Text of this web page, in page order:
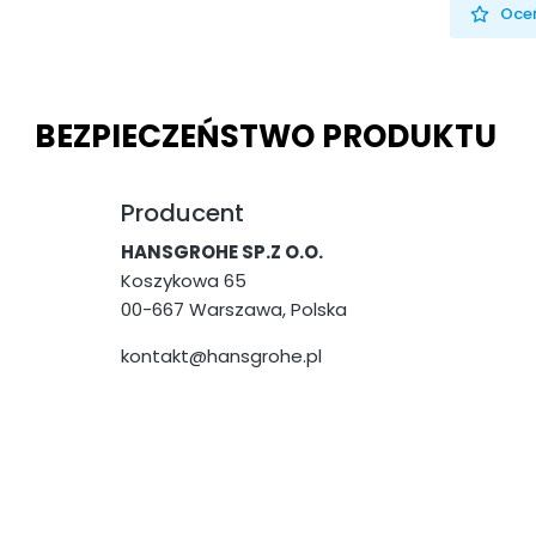
BEZPIECZEŃSTWO PRODUKTU
Producent
HANSGROHE SP.Z O.O.
Koszykowa 65
00-667 Warszawa, Polska
kontakt@hansgrohe.pl